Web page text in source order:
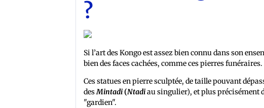
?
Si l’art des Kongo est assez bien connu dans son
bien des faces cachées, comme ces pierres funéraires.
Ces statues en pierre sculptée, de taille pouvant
desMintadi(Ntadiau singulier), et plus précisément
"gardien".